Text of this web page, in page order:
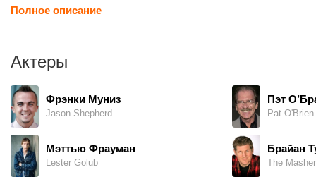
с его помощью в настоящий блокбастер. Отправившись в
Полное описание
Актеры
Фрэнки Муниз
Jason Shepherd
Мэттью Фрауман
Lester Golub
Пэт
Pat O'Brien
Брайан
The Masher